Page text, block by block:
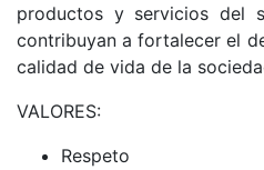
productos y servicios del
contribuyan a fortalecer el
calidad de vida de la
VALORES:
Respeto